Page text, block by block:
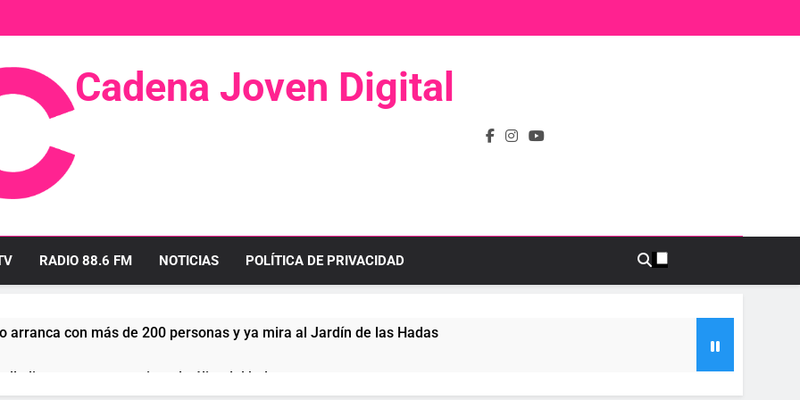
Cadena Joven Digital
Radio Y Televisión
RADIO 88.6 FM NOTICIAS POLÍTICA DE PRIVACIDAD
arranca con más de 200 personas y ya mira al Jardín de las Hadas
linense tras conquistar la élite del baloncesto